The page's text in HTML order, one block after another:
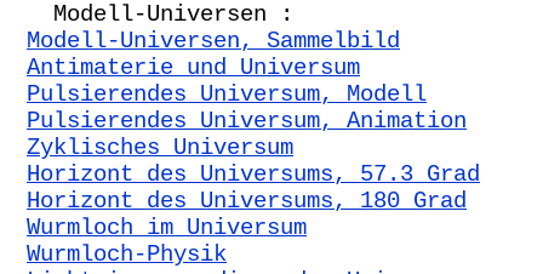
Modell-Universen :
Modell-Universen, Sammelbild
Antimaterie und Universum
Pulsierendes Universum, Modell
Pulsierendes Universum, Animation
Zyklisches Universum
Horizont des Universums, 57.3 Grad
Horizont des Universums, 180 Grad
Wurmloch im Universum
Wurmloch-Physik